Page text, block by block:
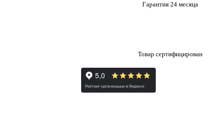
Гарантия 24 месяца
Товар сертифицирован